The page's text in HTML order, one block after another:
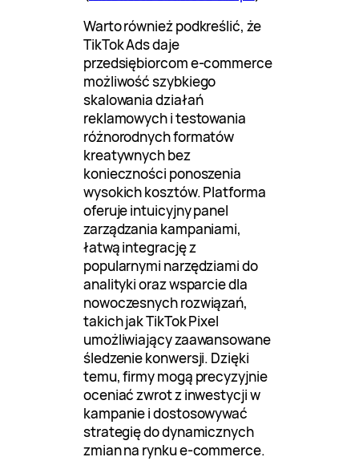
Warto również podkreślić, że
TikTok Ads daje
przedsiębiorcom e-commerce
możliwość szybkiego
skalowania działań
reklamowych i testowania
różnorodnych formatów
kreatywnych bez
konieczności ponoszenia
wysokich kosztów. Platforma
oferuje intuicyjny panel
zarządzania kampaniami,
łatwą integrację z
popularnymi narzędziami do
analityki oraz wsparcie dla
nowoczesnych rozwiązań,
takich jak TikTok Pixel
umożliwiający zaawansowane
śledzenie konwersji. Dzięki
temu, firmy mogą precyzyjnie
oceniać zwrot z inwestycji w
kampanie i dostosowywać
strategię do dynamicznych
zmian na rynku e-commerce.